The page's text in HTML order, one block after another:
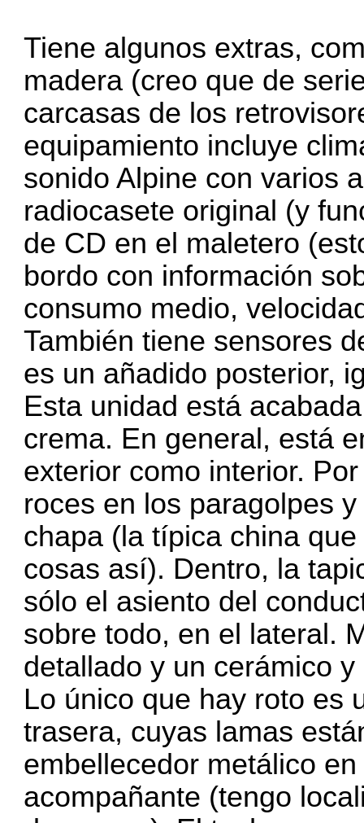
Tiene algunos extras,
madera (creo que de
carcasas de los
equipamiento incluye
sonido Alpine con varios
radiocasete original (y
de CD en el maletero
bordo con información
consumo medio,
También tiene sensores
es un añadido posterior,
Esta unidad está
crema. En general, está
exterior como interior.
roces en los paragolpes
chapa (la típica china
cosas así). Dentro, la
sólo el asiento del
sobre todo, en el lateral.
detallado y un cerámico
Lo único que hay roto es
trasera, cuyas lamas
embellecedor metálico
acompañante (tengo